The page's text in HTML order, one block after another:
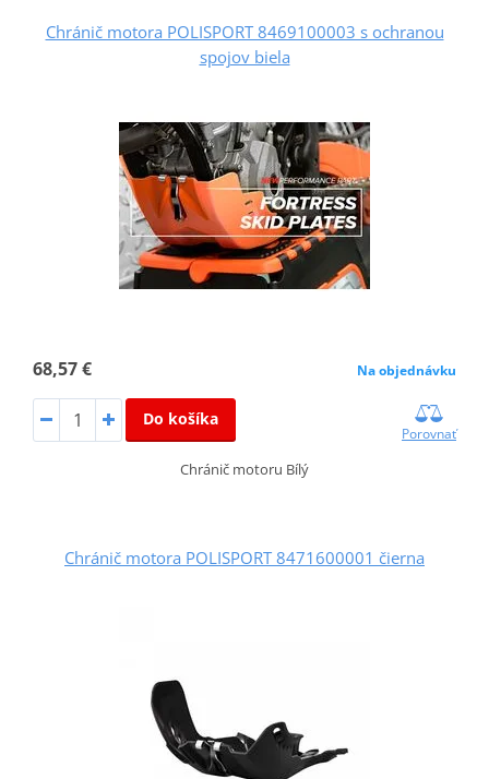
Chránič motora POLISPORT 8469100003 s ochranou
spojov biela
68,57 € Na objednávku
Do košíka
Porovnať
Chránič motoru Bílý
Chránič motora POLISPORT 8471600001 čierna